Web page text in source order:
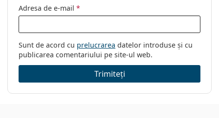
Adresa de e-mail *
Sunt de acord cu prelucrarea datelor introduse și cu
publicarea comentariului pe site-ul web.
Trimiteți